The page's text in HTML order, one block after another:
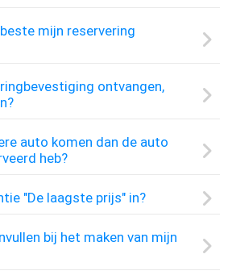
mijn reservering
ontvangen,
auto komen dan de auto
heb?
"De laagste prijs" in?
bij het maken van mijn